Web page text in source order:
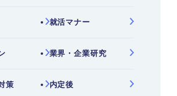
就活マナー
業界・企業研究
策 内定後